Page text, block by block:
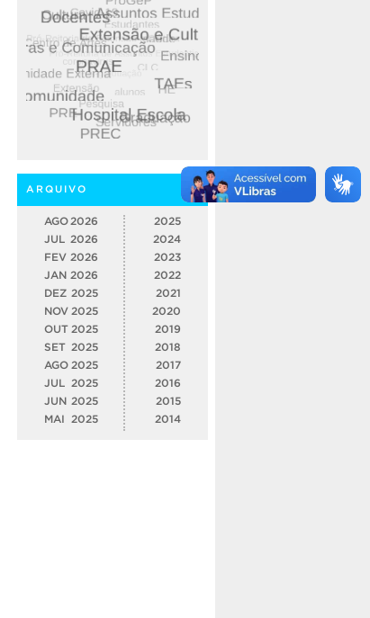
ARQUIVO
AGO 2026
JUL 2026
FEV 2026
JAN 2026
DEZ 2025
NOV 2025
OUT 2025
SET 2025
AGO 2025
JUL
2025
JUN 2025
MAI
2025
2025
2024
2023
2022
2021
2020
2019
2018
2017
2016
2015
2014